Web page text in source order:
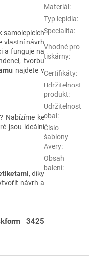
samolepicích
vlastní návrh
a funguje na
tvorbu
najdete v
Nabízíme ke
jsou ideální
, díky
návrh a
3425
Materiál:
Typ lepidla:
Specialita:
Vhodné pro
tiskárny:
Certifikáty:
Udržitelnost
produkt:
Udržitelnost
obal:
Číslo
šablony
Avery:
Obsah
balení: